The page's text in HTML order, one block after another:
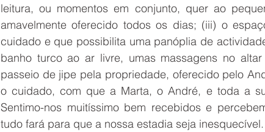
leitura, ou momentos em conjunto, quer ao
amavelmente oferecido todos os dias; (iii) o
cuidado e que possibilita uma panóplia de
banho turco ao ar livre, umas massagens no
passeio de jipe pela propriedade, oferecido pelo
o cuidado, com que a Marta, o André, e toda a
Sentimo-nos muitíssimo bem recebidos e
tudo fará para que a nossa estadia seja inesquecível.